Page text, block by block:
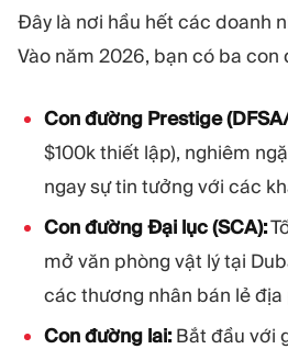
Đây là nơi hầu hết các doanh
Vào năm 2026, bạn có ba con
Con đường Prestige
$100k thiết lập), nghiêm
ngay sự tin tưởng với các
Con đường Đại lục (SCA):
mở văn phòng vật lý tại
các thương nhân bán lẻ địa
Con đường lai:Bắt đầu với